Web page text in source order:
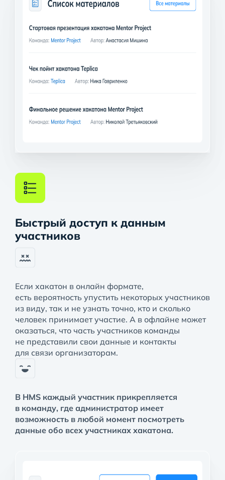
Быстрый доступ к данным
участников
Если хакатон в онлайн формате,
есть вероятность упустить некоторых участников
из виду, так и не узнать точно, кто и сколько
человек принимает участие. А в офлайне может
оказаться, что часть участников команды
не представили свои данные и контакты
для связи организаторам.
В HMS каждый участник прикрепляется
в команду, где администратор имеет
возможность в любой момент посмотреть
данные обо всех участниках хакатона.